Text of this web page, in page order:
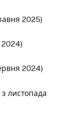
2025)
2024)
2024)
листопада